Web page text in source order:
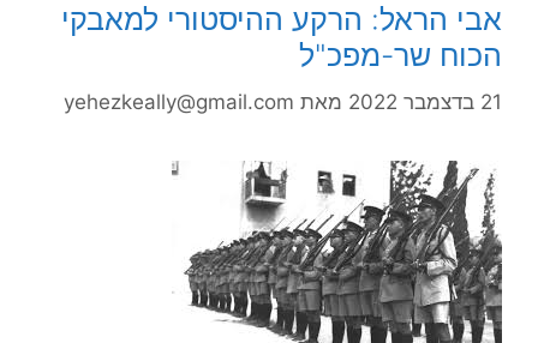
אבי הראל: הרקע ההיסטורי למאבקי
הכוח שר-מפכ"ל
21 בדצמבר 2022 מאת yehezkeally@gmail.com